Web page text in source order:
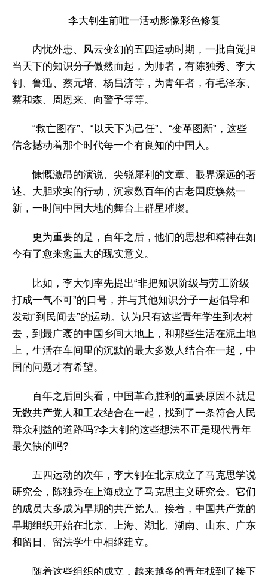
李大钊生前唯一活动影像彩色修复
内忧外患、风云变幻的五四运动时期，一批自觉担
当天下的知识分子傲然而起，为师者，有陈独秀、李大
钊、鲁迅、蔡元培、杨昌济等，为青年者，有毛泽东、
蔡和森、周恩来、向警予等等。
“救亡图存”、“以天下为己任”、“变革图新”，这些
信念撼动着那个时代每一个有良知的中国人。
慷慨激昂的演说、尖锐犀利的文章、眼界深远的著
述、大胆求实的行动，沉寂数百年的古老国度焕然一
新，一时间中国大地的舞台上群星璀璨。
更为重要的是，百年之后，他们的思想和精神在如
今有了愈来愈重大的现实意义。
比如，李大钊率先提出“非把知识阶级与劳工阶级
打成一气不可”的口号，并与其他知识分子一起倡导和
发动“到民间去”的运动。认为只有这些青年学生到农村
去，到最广袤的中国乡间大地上，和那些生活在泥土地
上，生活在车间里的沉默的最大多数人结合在一起，中
国的问题才有希望。
百年之后回头看，中国革命胜利的重要原因不就是
无数共产党人和工农结合在一起，找到了一条符合人民
群众利益的道路吗?李大钊的这些想法不正是现代青年
最欠缺的吗?
五四运动的次年，李大钊在北京成立了马克思学说
研究会，陈独秀在上海成立了马克思主义研究会。它们
的成员大多成为早期的共产党人。接着，中国共产党的
早期组织开始在北京、上海、湖北、湖南、山东、广东
和留日、留法学生中相继建立。
随着这些组织的成立，越来越多的青年找到了接下